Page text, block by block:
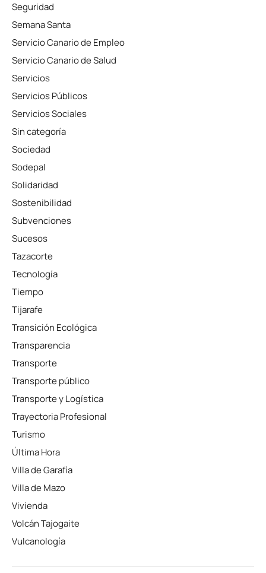
Seguridad
Semana Santa
Servicio Canario de Empleo
Servicio Canario de Salud
Servicios
Servicios Públicos
Servicios Sociales
Sin categoría
Sociedad
Sodepal
Solidaridad
Sostenibilidad
Subvenciones
Sucesos
Tazacorte
Tecnología
Tiempo
Tijarafe
Transición Ecológica
Transparencia
Transporte
Transporte público
Transporte y Logística
Trayectoria Profesional
Turismo
Última Hora
Villa de Garafía
Villa de Mazo
Vivienda
Volcán Tajogaite
Vulcanología